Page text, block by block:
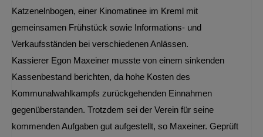
Katzenelnbogen, einer Kinomatinee im Kreml mit
gemeinsamen Frühstück sowie Informations- und
Verkaufsständen bei verschiedenen Anlässen.
Kassierer Egon Maxeiner musste von einem sinkenden
Kassenbestand berichten, da hohe Kosten des
Kommunalwahlkampfs zurückgehenden Einnahmen
gegenüberstanden. Trotzdem sei der Verein für seine
kommenden Aufgaben gut aufgestellt, so Maxeiner. Geprüft